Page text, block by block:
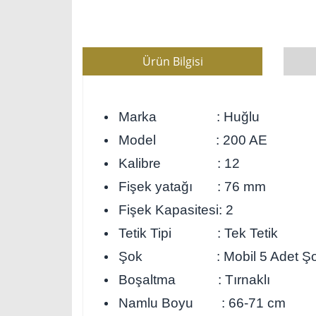
Ürün Bilgisi
Marka : Huğlu
Model : 200 AE
Kalibre : 12
Fişek yatağı : 76 mm
Fişek Kapasitesi: 2
Tetik Tipi : Tek Tetik
Şok : Mobil 5 Adet
Boşaltma : Tırnaklı
Namlu Boyu : 66-71 cm